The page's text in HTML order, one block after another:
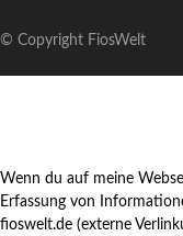
© Copyright FiosWelt
Wenn du auf meine
Erfassung von
fioswelt.de (externe